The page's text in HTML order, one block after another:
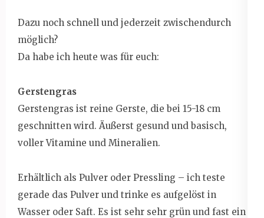
Dazu noch schnell und jederzeit zwischendurch
möglich?
Da habe ich heute was für euch:
Gerstengras
Gerstengras ist reine Gerste, die bei 15-18 cm
geschnitten wird. Äußerst gesund und basisch,
voller Vitamine und Mineralien.
Erhältlich als Pulver oder Pressling – ich teste
gerade das Pulver und trinke es aufgelöst in
Wasser oder Saft. Es ist sehr sehr grün und fast ein